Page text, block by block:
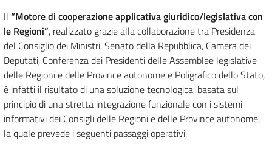
Il “Motore di cooperazione applicativa giuridico/legislativa con
le Regioni”, realizzato grazie alla collaborazione tra Presidenza
del Consiglio dei Ministri, Senato della Repubblica, Camera dei
Deputati, Conferenza dei Presidenti delle Assemblee legislative
delle Regioni e delle Province autonome e Poligrafico dello Stato,
è infatti il risultato di una soluzione tecnologica, basata sul
principio di una stretta integrazione funzionale con i sistemi
informativi dei Consigli delle Regioni e delle Province autonome,
la quale prevede i seguenti passaggi operativi: